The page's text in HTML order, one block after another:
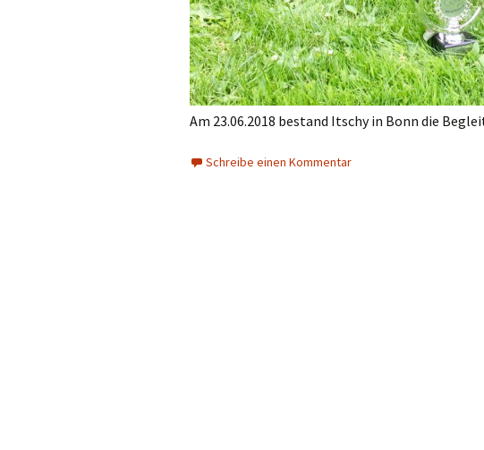
Am 23.06.2018 bestand Itschy in Bonn die
Schreibe einen Kommentar